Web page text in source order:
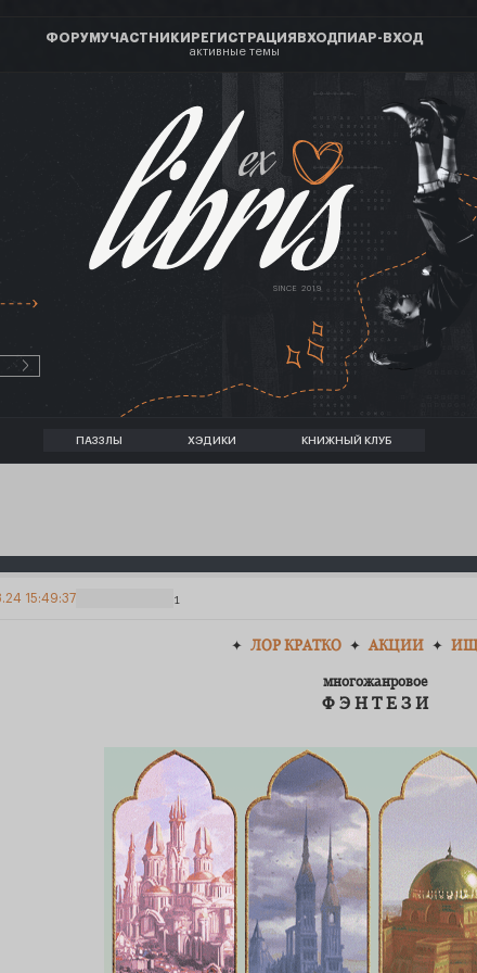
ФОРУМ УЧАСТНИКИ РЕГИСТРАЦИЯ ВХОД ПИАР-ВХОД
активные темы
ex
SINCE 2019
ПАЗЗЛЫ ХЭДИКИ КНИЖНЫЙ КЛУБ
1
15:49:37
✦ ЛОР КРАТКО✦ АКЦИИ✦
многожанровое
Ф Э Н Т Е З И